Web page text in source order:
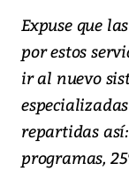
Expuse que
por estos
ir al nuevo
repartidas
programas,